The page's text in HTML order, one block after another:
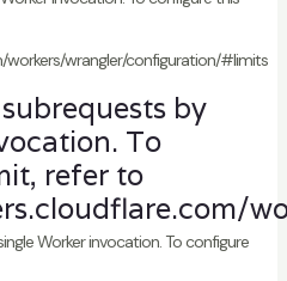
wrangler/configuration/#limits
by
To
refer to
Worker invocation. To configure